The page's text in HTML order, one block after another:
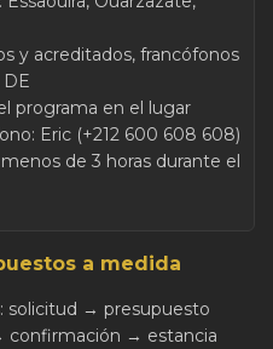
y acreditados, francófonos
DE
programa en el lugar
Eric (+212 600 608 608)
de 3 horas durante el
a medida
solicitud → presupuesto
confirmación → estancia